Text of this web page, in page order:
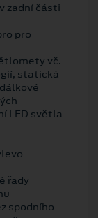
zadní části
pro
vč.
statická
LED světla
řady
spodního